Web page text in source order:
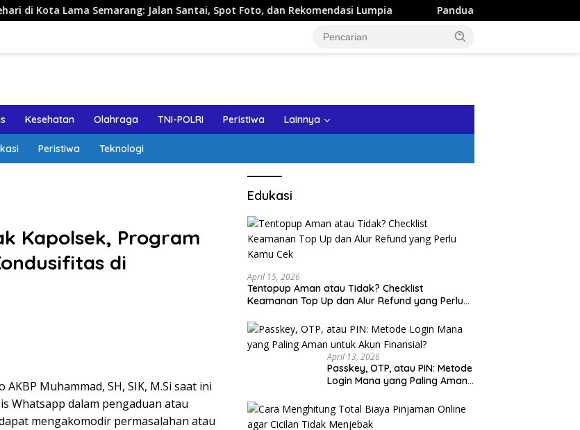
Semarang: Jalan Santai, Spot Foto, dan Rekomendasi Lumpia Panduan Wisata Keluarga ke Kota Batu:
Kesehatan Olahraga TNI-POLRI Peristiwa Lainnya
Peristiwa Teknologi
Kapolsek, Program
di
Muhammad, SH, SIK, M.Si saat ini
Whatsapp dalam pengaduan atau
mengakomodir permasalahan atau
Edukasi
April 15, 2026
Tentopup Aman atau Tidak? Checklist
Keamanan Top Up dan Alur Refund yang Perlu
April 13, 2026
Passkey, OTP, atau PIN: Metode
Login Mana yang Paling Aman